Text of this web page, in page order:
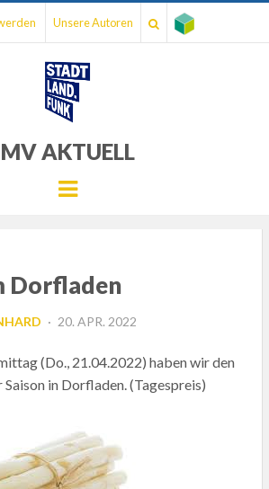
Unsere Autoren
MV AKTUELL
Menu
Dorfladen
POSTED
20. APR. 2022
(Do., 21.04.2022) haben wir den
in Dorfladen. (Tagespreis)